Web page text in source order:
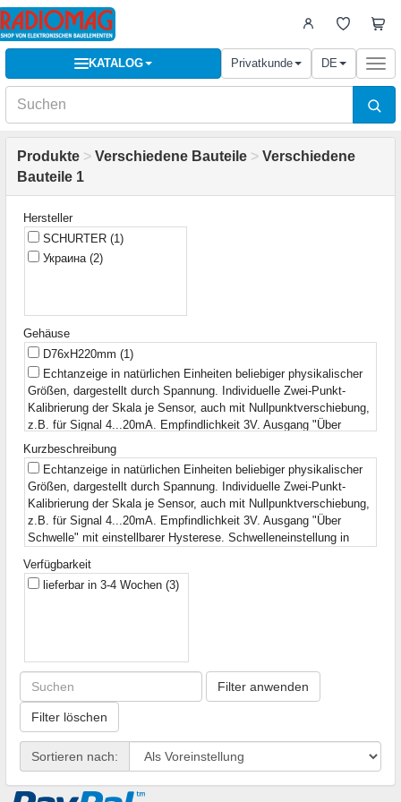
KATALOG Privatkunde DE
Produkte > Verschiedene Bauteile > Verschiedene
Bauteile 1
Hersteller
SCHURTER (1)
Украина (2)
Gehäuse
D76xH220mm (1)
Echtanzeige in natürlichen Einheiten beliebiger physikalischer
Größen, dargestellt durch Spannung. Individuelle Zwei-Punkt-
Kalibrierung der Skala je Sensor, auch mit Nullpunktverschiebung,
z.B. für Signal 4...20mA. Empfindlichkeit 3V. Ausgang "Über
Schwelle" mit einstellbarer Hysterese. Schwelleneinstellung in
natürlichen Einheiten der physikalischen Größe.(1)
Zeitmessung 1 s - 999 s. Kontinuierliche Anzeige (1)
49x19x11mm(1)
Kurzbeschreibung
Echtanzeige in natürlichen Einheiten beliebiger physikalischer
Größen, dargestellt durch Spannung. Individuelle Zwei-Punkt-
Kalibrierung der Skala je Sensor, auch mit Nullpunktverschiebung,
z.B. für Signal 4...20mA. Empfindlichkeit 3V. Ausgang "Über
Schwelle" mit einstellbarer Hysterese. Schwelleneinstellung in
Hülle für SSD 2.5 zu 3.5(1)
Zeitmessung 1s - 999s. Kontinuierliche Anzeige
* 43A(1)
Verfügbarkeit
lieferbar in 3-4 Wochen (3)
Filter anwenden
Filter löschen
Sortieren nach: